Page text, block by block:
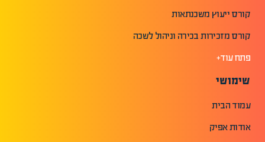
קורס ייעוץ משכנתאות
קורס מזכירות בכירה וניהול לשכה
פתח עוד+
שימושי
עמוד הבית
אודות אפיק